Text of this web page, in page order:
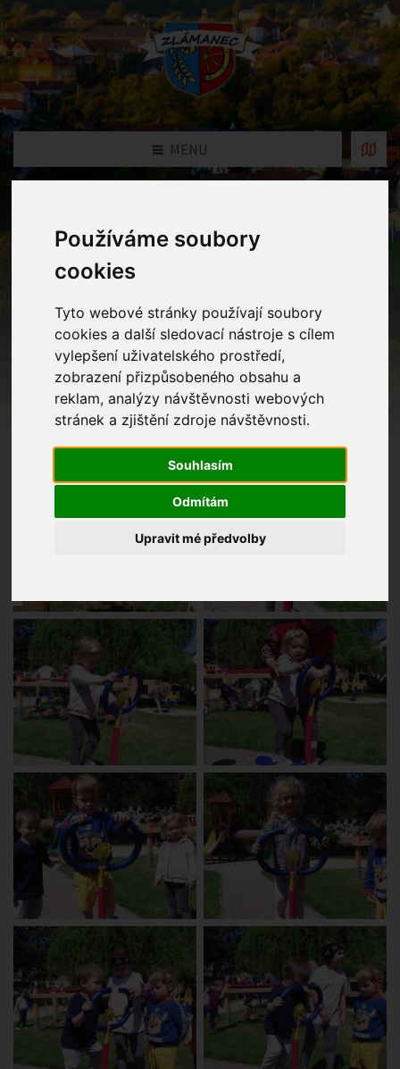
Používáme soubory
cookies
Tyto webové stránky používají soubory
cookies a další sledovací nástroje s cílem
vylepšení uživatelského prostředí,
zobrazení přizpůsobeného obsahu a
reklam, analýzy návštěvnosti webových
stránek a zjištění zdroje návštěvnosti.
Souhlasím
Odmítám
Upravit mé předvolby
MENU
Fotogalerie
Home Fotogalerie